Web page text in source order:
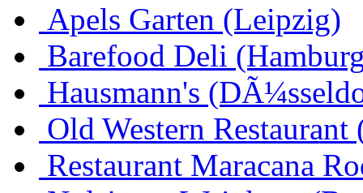
Apels Garten (Leipzig)
Barefood Deli
Hausmann's
Old Western Restaurant
Restaurant Maracana